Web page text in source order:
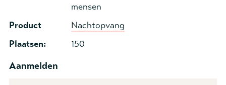
mensen
Product
Nachtopvang
Plaatsen:
150
Aanmelden